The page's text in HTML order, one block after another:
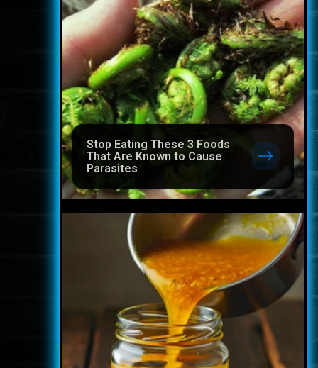
Stop Eating These 3 Foods
That Are Known to Cause
Parasites